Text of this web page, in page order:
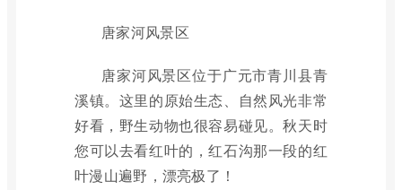
唐家河风景区
唐家河风景区位于广元市青川县青
溪镇。这里的原始生态、自然风光非常
好看，野生动物也很容易碰见。秋天时
您可以去看红叶的，红石沟那一段的红
叶漫山遍野，漂亮极了！